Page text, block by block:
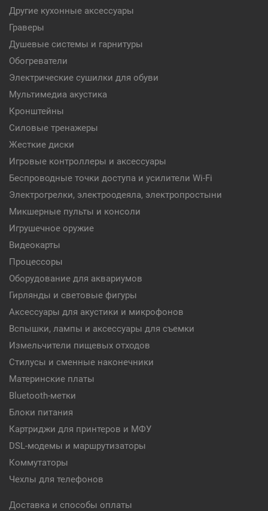
Другие кухонные аксессуары
Граверы
Душевые системы и гарнитуры
Обогреватели
Электрические сушилки для обуви
Мультимедиа акустика
Кронштейны
Силовые тренажеры
Жесткие диски
Игровые контроллеры и аксессуары
Беспроводные точки доступа и усилители Wi-Fi
Электрогрелки, электроодеяла, электропростыни
Микшерные пульты и консоли
Игрушечное оружие
Видеокарты
Процессоры
Оборудование для аквариумов
Гирлянды и световые фигуры
Аксессуары для акустики и микрофонов
Вспышки, лампы и аксессуары для съемки
Измельчители пищевых отходов
Стилусы и сменные наконечники
Материнские платы
Bluetooth-метки
Блоки питания
Картриджи для принтеров и МФУ
DSL-модемы и маршрутизаторы
Коммутаторы
Чехлы для телефонов
Доставка и способы оплаты